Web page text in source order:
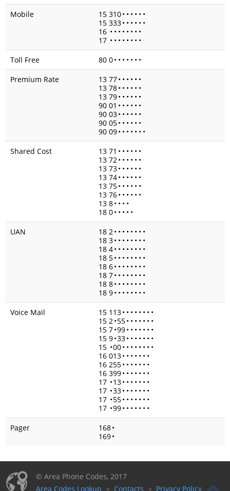
Mobile
15 310• • • • • •
15 333• • • • • •
16 • • • • • • • •
17 • • • • • • • •
Toll Free
80 0• • • • • • •
Premium Rate
13 77• • • • • •
13 78• • • • • •
13 79• • • • • •
90 01 • • • • • •
90 03• • • • • •
90 05• • • • • •
90 09• • • • • • •
Shared Cost
13 71 • • • • • •
13 72• • • • • •
13 73• • • • • •
13 74• • • • • •
13 75• • • • • •
13 76• • • • • •
13 8• • • •
18 0• • • • •
UAN
18 2• • • • • • • •
18 3• • • • • • • •
18 4• • • • • • • •
18 5• • • • • • • •
18 6• • • • • • • •
18 7• • • • • • • •
18 8• • • • • • • •
18 9• • • • • • • •
Voice Mail
15 113• • • • • • • •
15 2•55• • • • • • •
15 7•99• • • • • • •
15 9•33• • • • • • •
15 •00• • • • • • • •
16 013• • • • • • •
16 255• • • • • • •
16 399• • • • • • •
17 •13• • • • • • •
17 •33• • • • • • •
17 •55• • • • • • •
17 •99• • • • • • •
Pager
168•
169•
© Area Phone Codes, 2017
Area Codes Lookup
Contacts Privacy Policy